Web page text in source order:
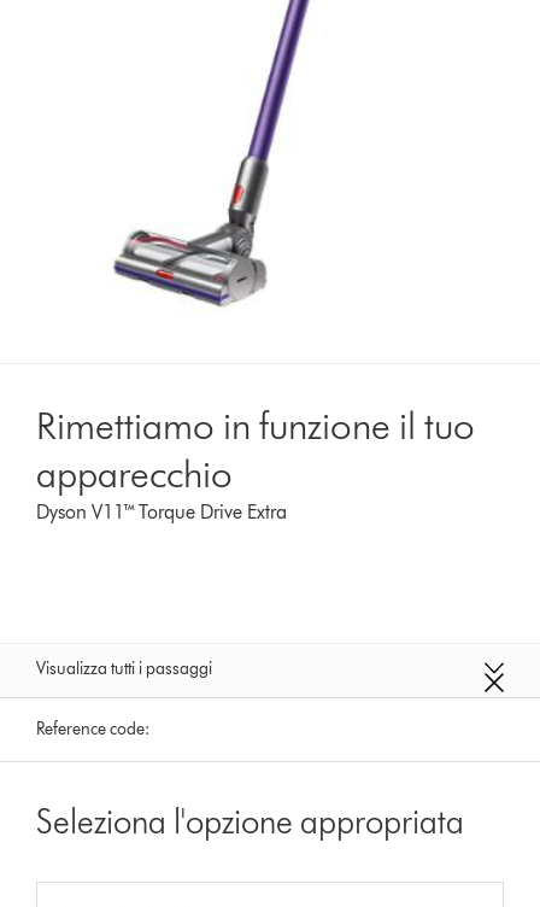
Rimettiamo in funzione il tuo
apparecchio
Dyson V11™ Torque Drive Extra
Visualizza tutti i passaggi
Reference code:
Seleziona l'opzione appropriata